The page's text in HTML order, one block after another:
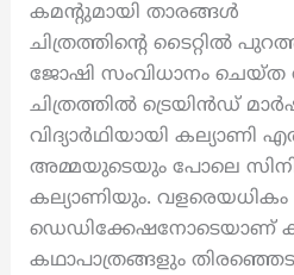
കമന്റുമായി താരങ്ങൾ
ചിത്രത്തിന്റെ ടൈറ്റിൽ പുറത്തു
ജോഷി സംവിധാനം
ചിത്രത്തിൽ ട്രെയിൻഡ്
വിദ്യാർഥിയായി കല്യാണി
അമ്മയുടെയും പോലെ
കല്യാണിയും. വളരെയധികം
ഡെഡിക്കേഷനോടെയാണ്
കഥാപാത്രങ്ങളും